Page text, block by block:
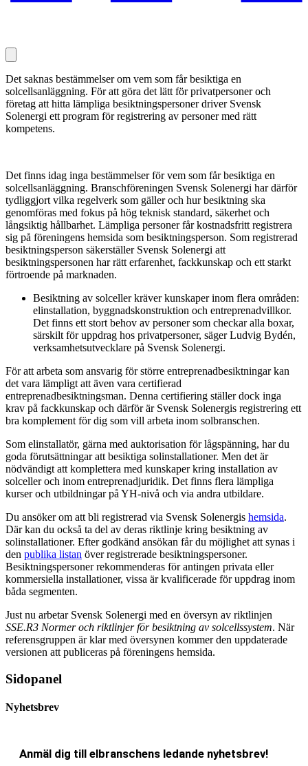
Det saknas bestämmelser om vem som får besiktiga en
solcellsanläggning. För att göra det lätt för privatpersoner och
företag att hitta lämpliga besiktningspersoner driver Svensk
Solenergi ett program för registrering av personer med rätt
kompetens.
Det finns idag inga bestämmelser för vem som får besiktiga en
solcellsanläggning. Branschföreningen Svensk Solenergi har därför
tydliggjort vilka regelverk som gäller och hur besiktning ska
genomföras med fokus på hög teknisk standard, säkerhet och
långsiktig hållbarhet. Lämpliga personer får kostnadsfritt registrera
sig på föreningens hemsida som besiktningsperson. Som registrerad
besiktningsperson säkerställer Svensk Solenergi att
besiktningspersonen har rätt erfarenhet, fackkunskap och ett starkt
förtroende på marknaden.
Besiktning av solceller kräver kunskaper inom flera områden:
elinstallation, byggnadskonstruktion och entreprenadvillkor.
Det finns ett stort behov av personer som checkar alla boxar,
särskilt för uppdrag hos privatpersoner, säger Ludvig Bydén,
verksamhetsutvecklare på Svensk Solenergi.
För att arbeta som ansvarig för större entreprenadbesiktningar kan
det vara lämpligt att även vara certifierad
entreprenadbesiktningsman. Denna certifiering ställer dock inga
krav på fackkunskap och därför är Svensk Solenergis registrering ett
bra komplement för dig som vill arbeta inom solbranschen.
Som elinstallatör, gärna med auktorisation för lågspänning, har du
goda förutsättningar att besiktiga solinstallationer. Men det är
nödvändigt att komplettera med kunskaper kring installation av
solceller och inom entreprenadjuridik. Det finns flera lämpliga
kurser och utbildningar på YH-nivå och via andra utbildare.
Du ansöker om att bli registrerad via Svensk Solenergis hemsida.
Där kan du också ta del av deras riktlinje kring besiktning av
solinstallationer. Efter godkänd ansökan får du möjlighet att synas i
den publika listan över registrerade besiktningspersoner.
Besiktningspersoner rekommenderas för antingen privata eller
kommersiella installationer, vissa är kvalificerade för uppdrag inom
båda segmenten.
Just nu arbetar Svensk Solenergi med en översyn av riktlinjen
SSE.R3 Normer och riktlinjer för besiktning av solcellssystem. När
referensgruppen är klar med översynen kommer den uppdaterade
versionen att publiceras på föreningens hemsida.
Sidopanel
Nyhetsbrev
Anmäl dig till elbranschens ledande nyhetsbrev!